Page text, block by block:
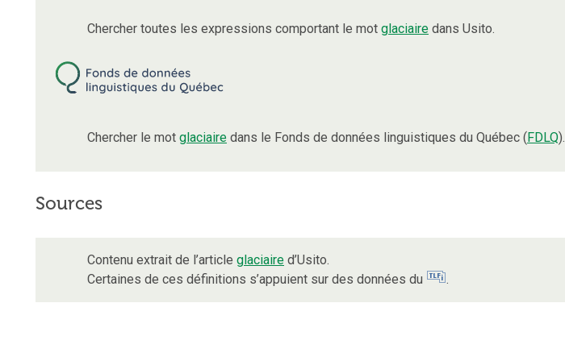
Chercher toutes les expressions comportant le mot glaciaire dans Usito.
Chercher le mot glaciaire dans le Fonds de données linguistiques du Québec (FDLQ).
Sources
Contenu extrait de l’article glaciaire d’Usito.
Certaines de ces définitions s’appuient sur des données du
.